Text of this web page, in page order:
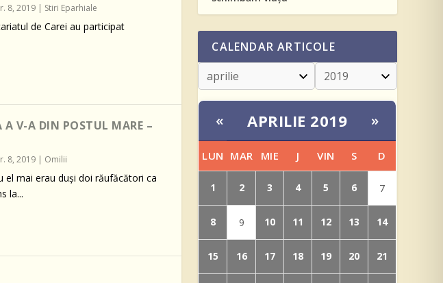
8, 2019| Stiri Eparhiale
de Carei au participat
V-A DIN POSTUL MARE –
8, 2019| Omilii
el mai erau duşi doi răufăcători ca
la...
CALENDAR ARTICOLE
« APRILIE 2019 »
LUN MAR MIE J VIN S D
1 2 3 4 5 6 7
8 9 10 11 12 13 14
15 16 17 18 19 20 21